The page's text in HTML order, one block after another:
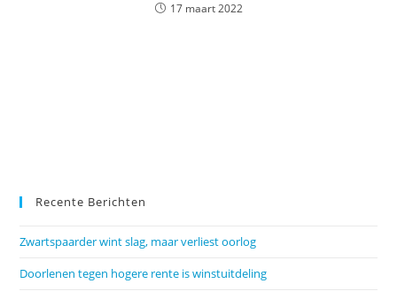
17 maart 2022
Recente Berichten
Zwartspaarder wint slag, maar verliest oorlog
Doorlenen tegen hogere rente is winstuitdeling